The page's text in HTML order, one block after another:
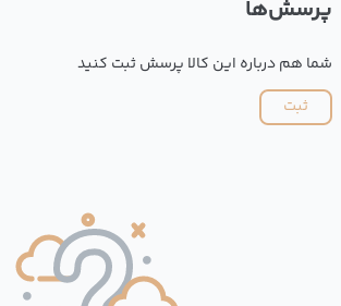
پرسش‌ها
شما هم درباره این کالا پرسش ثبت کنید
ثبت